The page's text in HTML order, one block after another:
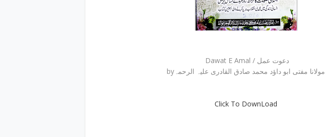
Dawat E Amal / دعوت عمل
byمولانا مفتی ابو داؤد محمد صادق القادری علیہ الرحمہ
Click To DownLoad